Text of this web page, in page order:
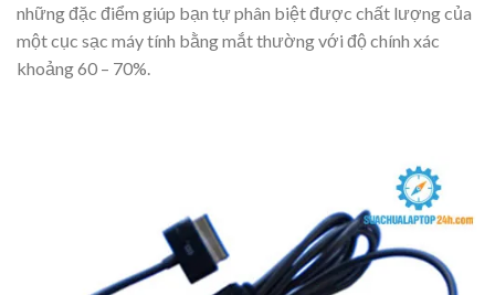
những đặc điểm giúp bạn tự phân biệt được chất lượng của
một cục sạc máy tính bằng mắt thường với độ chính xác
khoảng 60 – 70%.